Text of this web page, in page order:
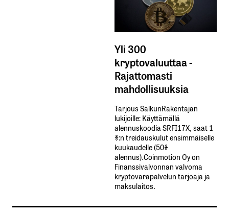
Yli 300
kryptovaluuttaa -
Rajattomasti
mahdollisuuksia
Tarjous SalkunRakentajan
lukijoille: Käyttämällä​ ​
alennuskoodia​ ​SRFI17X,​ ​saat​ ​1
%:n treidauskulut​ ​ensimmäiselle​ ​
kuukaudelle​ ​(50%​ ​
alennus).Coinmotion Oy on
Finanssivalvonnan valvoma
kryptovarapalvelun tarjoaja ja
maksulaitos.